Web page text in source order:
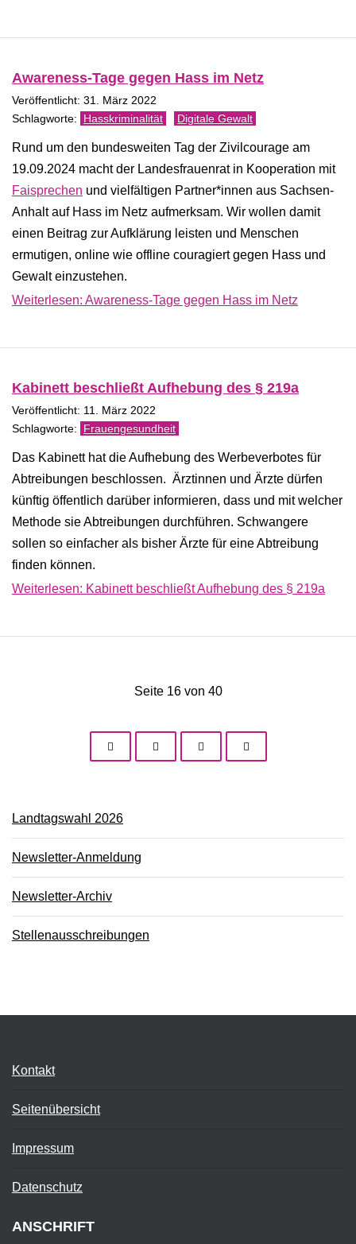
Awareness-Tage gegen Hass im Netz
Veröffentlicht: 31. März 2022
Hasskriminalität Digitale Gewalt
Rund um den bundesweiten Tag der Zivilcourage am
19.09.2024 macht der Landesfrauenrat in Kooperation mit
Faisprechen und vielfältigen Partner*innen aus Sachsen-
Anhalt auf Hass im Netz aufmerksam. Wir wollen damit
einen Beitrag zur Aufklärung leisten und Menschen
ermutigen, online wie offline couragiert gegen Hass und
Gewalt einzustehen.
Weiterlesen: Awareness-Tage gegen Hass im Netz
Kabinett beschließt Aufhebung des § 219a
Veröffentlicht: 11. März 2022
Frauengesundheit
Das Kabinett hat die Aufhebung des Werbeverbotes für
Abtreibungen beschlossen. Ärztinnen und Ärzte dürfen
künftig öffentlich darüber informieren, dass und mit welcher
Methode sie Abtreibungen durchführen. Schwangere
sollen so einfacher als bisher Ärzte für eine Abtreibung
finden können.
Weiterlesen: Kabinett beschließt Aufhebung des § 219a
Seite 16 von 40
Landtagswahl 2026
Newsletter-Anmeldung
Newsletter-Archiv
Stellenausschreibungen
Kontakt
Seitenübersicht
Impressum
Datenschutz
ANSCHRIFT